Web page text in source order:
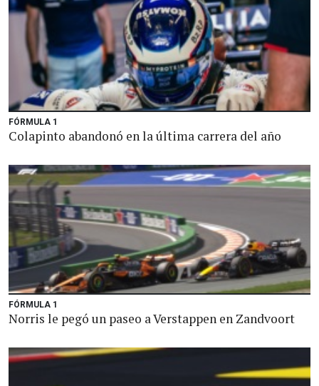
FÓRMULA 1
Colapinto abandonó en la última carrera del año
FÓRMULA 1
Norris le pegó un paseo a Verstappen en Zandvoort